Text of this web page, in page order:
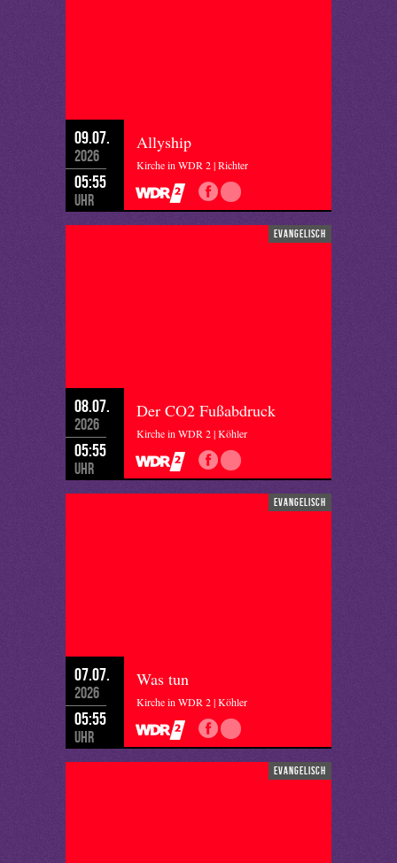
09.07.
2026
05:55
Uhr
Allyship
Kirche in WDR 2 | Richter
evangelisch
08.07.
2026
05:55
Uhr
Der CO2 Fußabdruck
Kirche in WDR 2 | Köhler
evangelisch
07.07.
2026
05:55
Uhr
Was tun
Kirche in WDR 2 | Köhler
evangelisch